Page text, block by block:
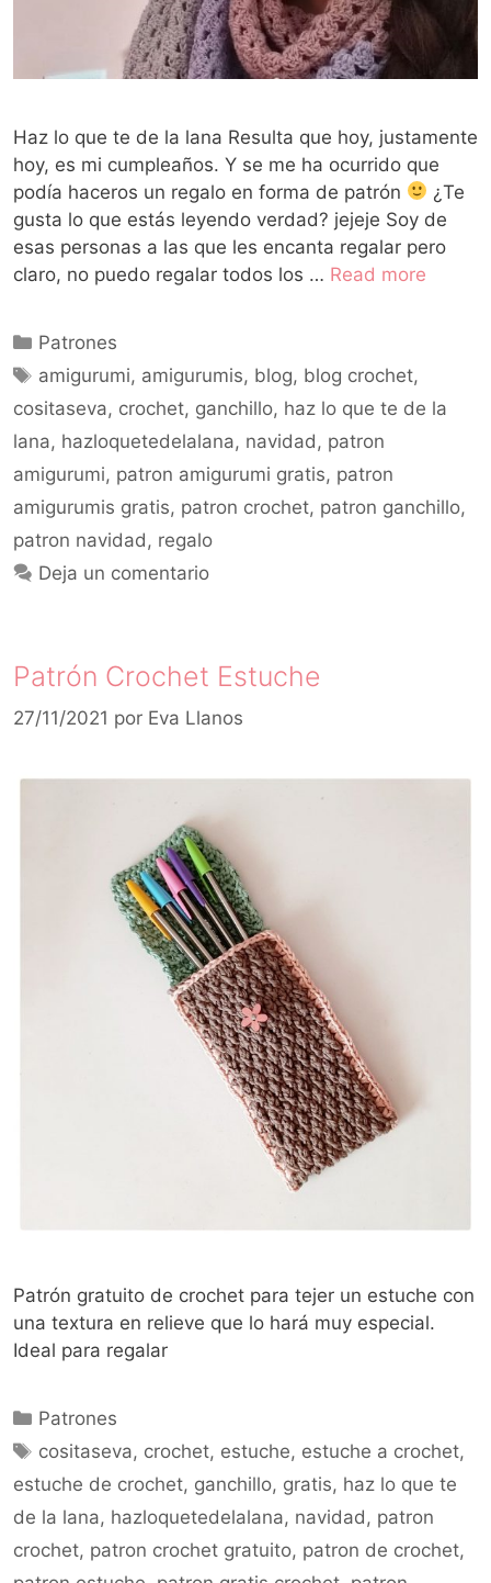
Haz lo que te de la lana Resulta que hoy, justamente
hoy, es mi cumpleaños. Y se me ha ocurrido que
podía haceros un regalo en forma de patrón
¿Te
gusta lo que estás leyendo verdad? jejeje Soy de
esas personas a las que les encanta regalar pero
claro, no puedo regalar todos los … Read more
Patrones
amigurumi, amigurumis, blog, blog crochet,
cositaseva, crochet, ganchillo, haz lo que te de la
lana, hazloquetedelalana, navidad , patron
amigurumi, patron amigurumi gratis, patron
amigurumis gratis, patron crochet, patron ganchillo,
patron navidad , regalo
Deja un comentario
Patrón Crochet Estuche
27/11/2021 por Eva Llanos
Patrón gratuito de crochet para tejer un estuche con
una textura en relieve que lo hará muy especial.
Ideal para regalar
Patrones
cositaseva, crochet, estuche, estuche a crochet,
estuche de crochet, ganchillo, gratis, haz lo que te
de la lana, hazloquetedelalana, navidad, patron
crochet, patron crochet gratuito, patron de crochet,